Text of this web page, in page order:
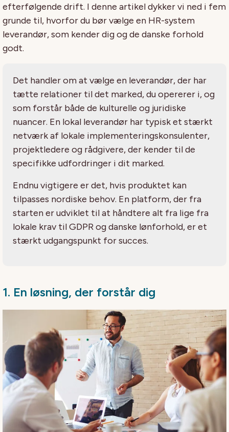
efterfølgende drift. I denne artikel dykker vi ned i fem
grunde til, hvorfor du bør vælge en HR-system
leverandør, som kender dig og de danske forhold
godt.
Det handler om at vælge en leverandør, der har
tætte relationer til det marked, du opererer i, og
som forstår både de kulturelle og juridiske
nuancer. En lokal leverandør har typisk et stærkt
netværk af lokale implementeringskonsulenter,
projektledere og rådgivere, der kender til de
specifikke udfordringer i dit marked.
Endnu vigtigere er det, hvis produktet kan
tilpasses nordiske behov. En platform, der fra
starten er udviklet til at håndtere alt fra lige fra
lokale krav til GDPR og danske lønforhold, er et
stærkt udgangspunkt for succes.
1. En løsning, der forstår dig